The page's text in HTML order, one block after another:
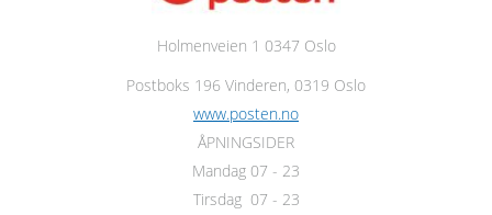
Holmenveien 1 0347 Oslo
Postboks 196 Vinderen, 0319 Oslo
www.posten.no
ÅPNINGSIDER
Mandag 07 - 23
Tirsdag 07 - 23